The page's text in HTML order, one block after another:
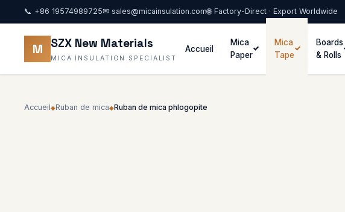
📞 +86 19574989725✉ sales@micainsulation.com🌐 Factory-Direct · Export Worldwide
M SZX New Materials
MICA INSULATION SPECIALIST
Accueil
Mica
Paper
Mica
Tape
Boards
& Rolls
Accueil◆Ruban de mica◆Ruban de mica phlogopite